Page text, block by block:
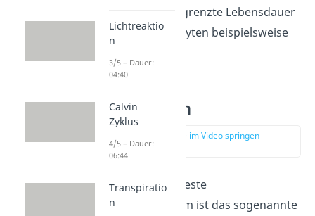
Blutzellen eine begrenzte Lebensdauer
haben –Thrombozyten beispielsweise
Blutgruppen
zur Stelle im Video springen
(04:14)
Das wohl bekannteste
Blutgruppensystem ist das sogenannte
Lichtreaktio
n
3/5 – Dauer:
04:40
Calvin
Zyklus
4/5 – Dauer:
06:44
Transpiratio
n